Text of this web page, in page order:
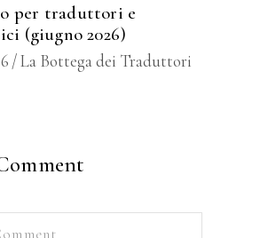
per traduttori e
(giugno 2026)
La Bottega dei Traduttori